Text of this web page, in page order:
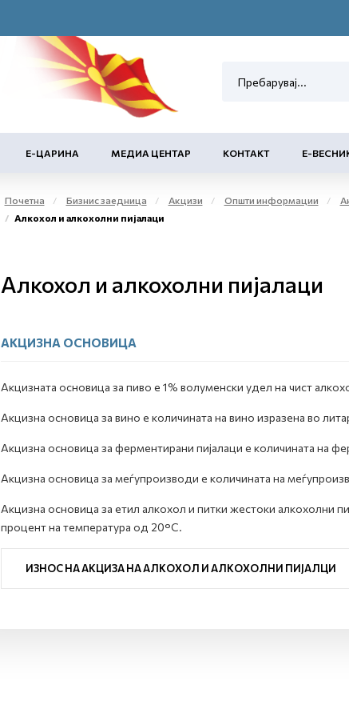
Е-ЦАРИНА МЕДИА ЦЕНТАР КОНТАКТ Е-
Почетна Бизнис заедница Акцизи Општи информации
Алкохол и алкохолни пијалаци
Алкохол и алкохолни пијалаци
АКЦИЗНА ОСНОВИЦА
Акцизната основица за пиво е 1% волуменски удел на чист
Акцизна основица за вино е количината на вино изразена во
Акцизна основица за ферментирани пијалаци е количината на
Акцизна основица за меѓупроизводи е количината на
Акцизна основица за етил алкохол и питки жестоки алкохолни
процент на температура од 20°C.
ИЗНОС НА АКЦИЗА НА АЛКОХОЛ И АЛКОХОЛНИ ПИЈАЛЦИ